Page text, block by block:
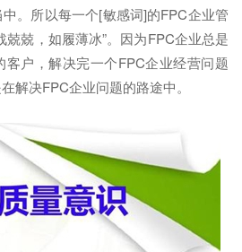
。所以每一个[敏感词]的FPC企业管
兢兢，如履薄冰”。因为FPC企业总是
户，解决完一个FPC企业经营问题
解决FPC企业问题的路途中。